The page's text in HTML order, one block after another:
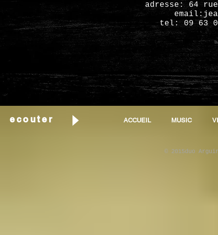
adresse: 64
email:
tel: 09 63
ecouter ACCUEIL MUSIC
© 2015duo